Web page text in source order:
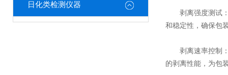
日化类检测仪器
剥离强度测试：
和稳定性，确保包
剥离速率控制：
的剥离性能，为包